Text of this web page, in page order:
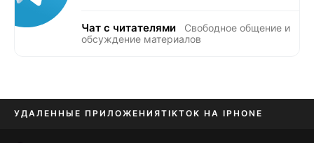
Чат с читателями
Свободное общение и
обсуждение материалов
УДАЛЕННЫЕ ПРИЛОЖЕНИЯTIKTOK НА IPHONE